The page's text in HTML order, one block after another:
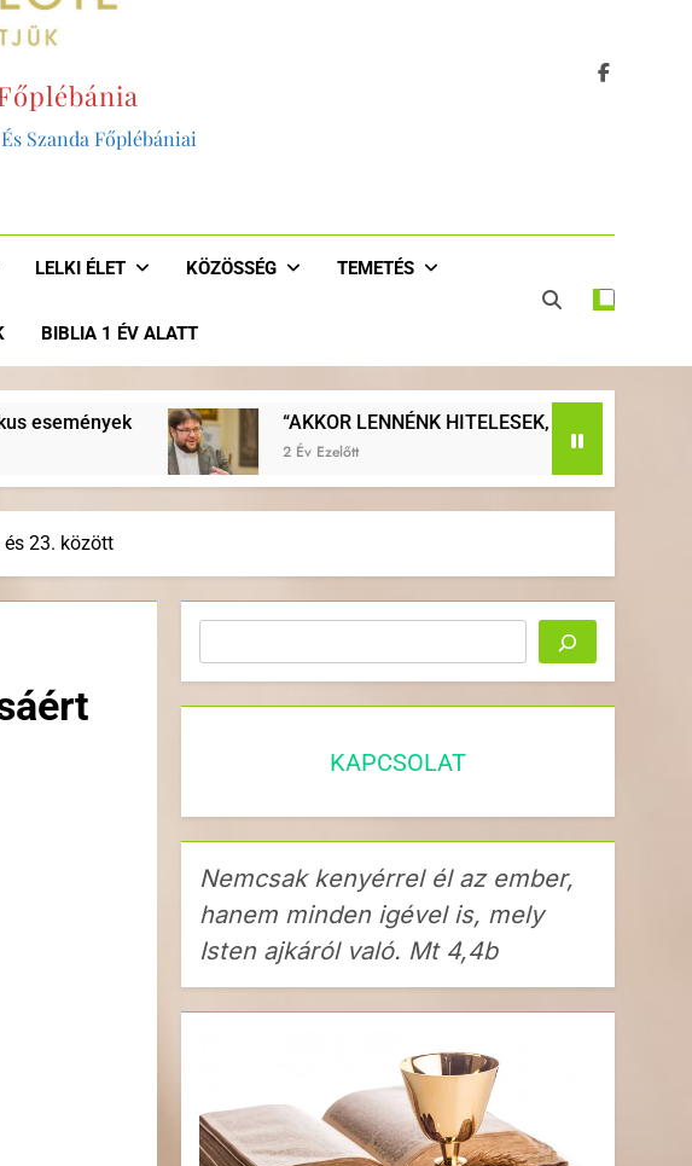
Szanda Főplébániai
LELKI ÉLET KÖZÖSSÉG TEMETÉS
BIBLIA 1 ÉV ALATT
“AKKOR LENNÉNK HITELESEK, HA JOBBAN EVANGELIZÁLNÁNK, HA
és 23. között
KAPCSOLAT
Nemcsak kenyérrel él az ember,
hanem minden igével is, mely
Isten ajkáról való. Mt 4,4b